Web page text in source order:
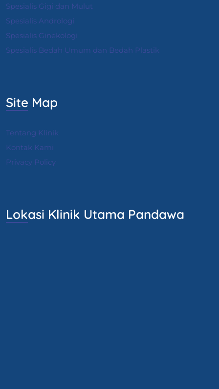
Spesialis Gigi dan Mulut
Spesialis Andrologi
Spesialis Ginekologi
Spesialis Bedah Umum dan Bedah Plastik
Site Map
Tentang Klinik
Kontak Kami
Privacy Policy
Lokasi Klinik Utama Pandawa